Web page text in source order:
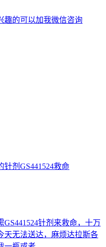
趣的可以加我微信咨询
剂GS441524救命
针剂来救命，十万
天无法送达，麻烦达拉斯各